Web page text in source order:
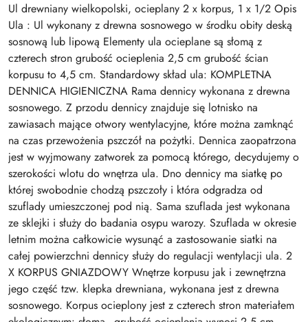
Ul drewniany wielkopolski, ocieplany 2 x korpus, 1 x 1/2 Opis
Ula : Ul wykonany z drewna sosnowego w środku obity deską
sosnową lub lipową Elementy ula ocieplane są słomą z
czterech stron grubość ocieplenia 2,5 cm grubość ścian
korpusu to 4,5 cm. Standardowy skład ula: KOMPLETNA
DENNICA HIGIENICZNA Rama dennicy wykonana z drewna
sosnowego. Z przodu dennicy znajduje się lotnisko na
zawiasach mające otwory wentylacyjne, które można zamknąć
na czas przewożenia pszczół na pożytki. Dennica zaopatrzona
jest w wyjmowany zatworek za pomocą którego, decydujemy o
szerokości wlotu do wnętrza ula. Dno dennicy ma siatkę po
której swobodnie chodzą pszczoły i która odgradza od
szuflady umieszczonej pod nią. Sama szuflada jest wykonana
ze sklejki i służy do badania osypu warozy. Szuflada w okresie
letnim można całkowicie wysunąć a zastosowanie siatki na
całej powierzchni dennicy służy do regulacji wentylacji ula. 2
X KORPUS GNIAZDOWY Wnętrze korpusu jak i zewnętrzna
jego część tzw. klepka drewniana, wykonana jest z drewna
sosnowego. Korpus ocieplony jest z czterech stron materiałem